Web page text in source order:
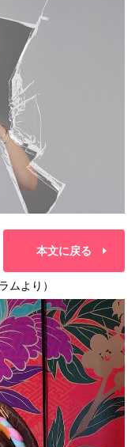
本文に戻る
ムより）